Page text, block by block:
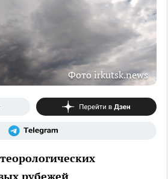
Фото irkutsk.news
рубежей